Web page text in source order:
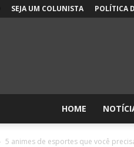
SEJA UM COLUNISTA POLÍTICA
HOME
5 animes de esportes que você